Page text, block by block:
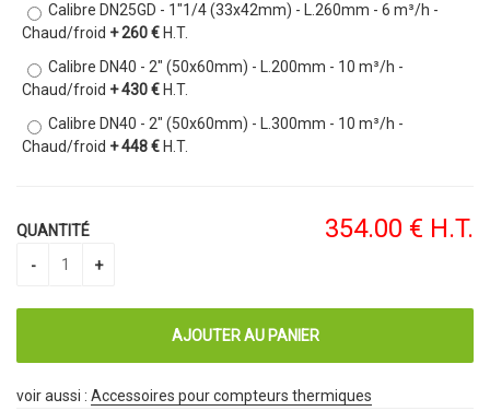
Calibre DN25GD - 1"1/4 (33x42mm) - L.260mm - 6 m³/h -
Chaud/froid + 260 € H.T.
Calibre DN40 - 2" (50x60mm) - L.200mm - 10 m³/h -
Chaud/froid + 430 € H.T.
Calibre DN40 - 2" (50x60mm) - L.300mm - 10 m³/h -
Chaud/froid + 448 € H.T.
354.00 € H.T.
QUANTITÉ
voir aussi : Accessoires pour compteurs thermiques